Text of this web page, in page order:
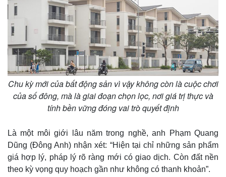
Chu kỳ mới của bất động sản vì vậy không còn là cuộc chơi
của số đông, mà là giai đoạn chọn lọc, nơi giá trị thực và
tính bền vững đóng vai trò quyết định
Là một môi giới lâu năm trong nghề, anh Phạm Quang
Dũng (Đông Anh) nhận xét: “Hiện tại chỉ những sản phẩm
giá hợp lý, pháp lý rõ ràng mới có giao dịch. Còn đất nền
theo kỳ vọng quy hoạch gần như không có thanh khoản”.